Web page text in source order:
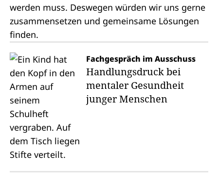
werden muss. Deswegen würden wir uns gerne
zusammensetzen und gemeinsame Lösungen
finden.
Fachgespräch im Ausschuss
Handlungsdruck bei
mentaler Gesundheit
junger Menschen